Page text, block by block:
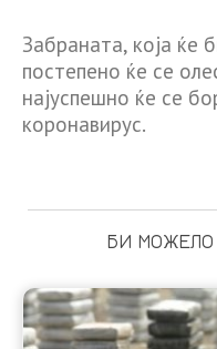
Забраната, која ќе
постепено ќе се
најуспешно ќе се
коронавирус.
БИ